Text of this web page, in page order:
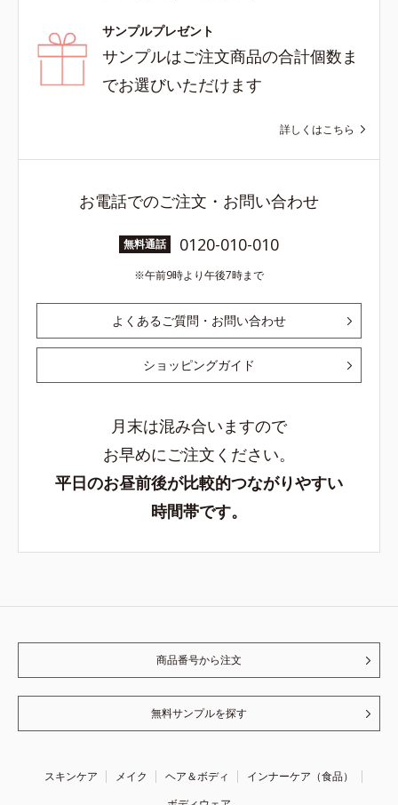
サンプルプレゼント
サンプルはご注文商品の合計個数ま
でお選びいただけます
詳しくはこちら
お電話でのご注文・お問い合わせ
無料通話 0120-010-010
午前9時より午後7時まで
よくあるご質問・お問い合わせ
ショッピングガイド
月末は混み合いますので
お早めにご注文ください。
平日のお昼前後が比較的つながりやすい
時間帯です。
商品番号から注文
無料サンプルを探す
スキンケア メイク ヘア＆ボディ
インナーケア（食品）